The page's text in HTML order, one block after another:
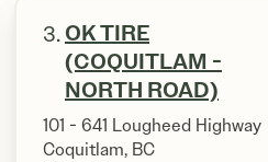
3. OK TIRE
(COQUITLAM -
NORTH ROAD)
101 - 641 Lougheed Highway
Coquitlam, BC